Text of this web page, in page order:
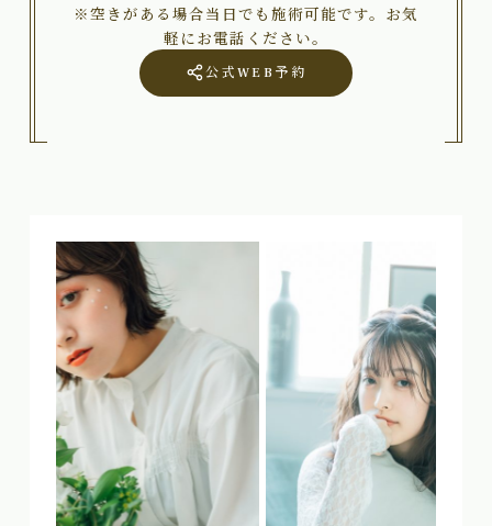
※空きがある場合当日でも施術可能です。お気
軽にお電話ください。
公式WEB予約